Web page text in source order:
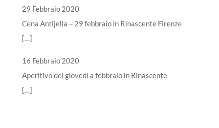
29 Febbraio 2020
Cena Antijella – 29 febbraio in Rinascente Firenze
[…]
16 Febbraio 2020
Aperitivo del giovedì a febbraio in Rinascente
[…]